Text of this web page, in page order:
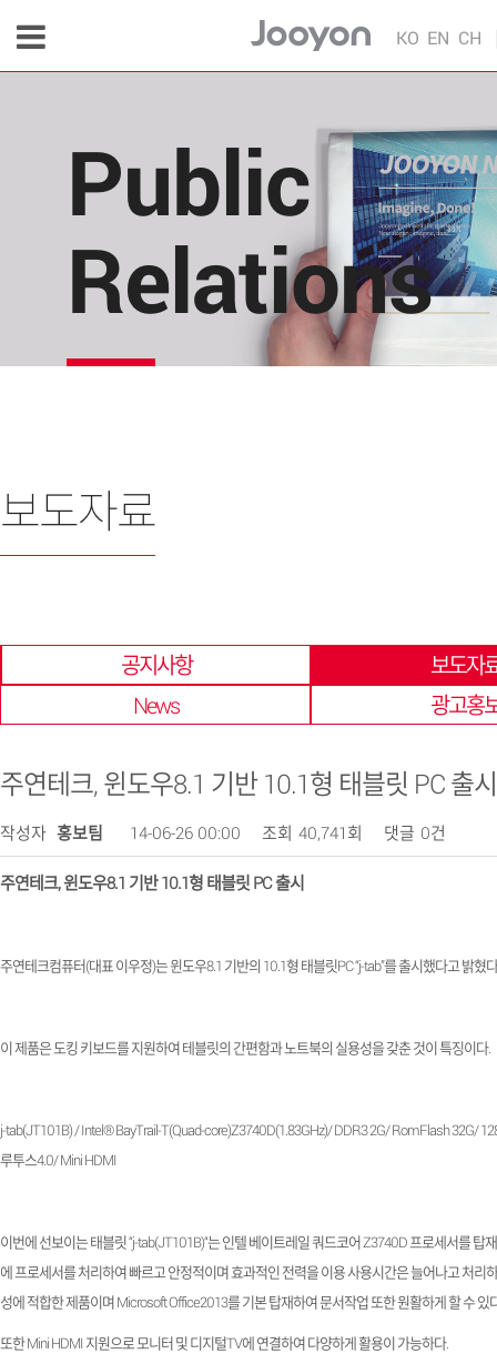
KO EN CH
Public
Relations
편리하게
한 곳에 모아 확인 할 수 있습니다.
보도자료
공지사항
보도자
News
광고홍
주연테크, 윈도우8.1 기반 10.1형 태블릿 PC 출시
작성자 홍보팀 14-06-26 00:00 조회 40,741회 댓글 0건
주연테크,윈도우8.1 기반10.1형 태블릿 PC출시
주연테크컴퓨터(대표 이우정)는 윈도우8.1 기반의 10.1형 태블릿PC “j-tab”를 출시했다고 밝혔다
이 제품은 도킹 키보드를 지원하여 테블릿의 간편함과 노트북의 실용성을 갖춘 것이 특징이다.
j-tab(JT101B) / Intel® BayTrail-T(Quad-core)Z3740D(1.83GHz)/ DDR3 2G/ RomFlash 32G/
루투스4.0/ Mini HDMI
이번에 선보이는 태블릿“j-tab(JT101B)“는 인텔 베이트레일 쿼드코어Z3740D프로세서를 탑재
에 프로세서를 처리하여 빠르고 안정적이며 효과적인 전력을 이용 사용시간은 늘어나고 처리
성에 적합한 제품이며Microsoft Office2013를 기본 탑재하여 문서작업 또한 원활하게 할 수 있
또한Mini HDMI 지원으로 모니터 및 디지털TV에 연결하여 다양하게 활용이 가능하다.